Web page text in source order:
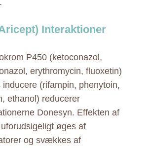
Interaktioner
P450 (ketoconazol,
erythromycin, fluoxetin)
(rifampin, phenytoin,
ethanol) reducerer
Donesyn. Effekten af
øges af
og svækkes af